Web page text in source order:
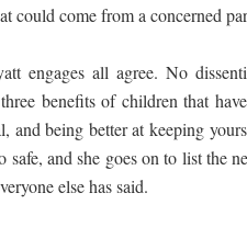
could come from a concerned
engages all agree. No
benefits of children that
and being better at keeping
safe, and she goes on to list the
else has said.